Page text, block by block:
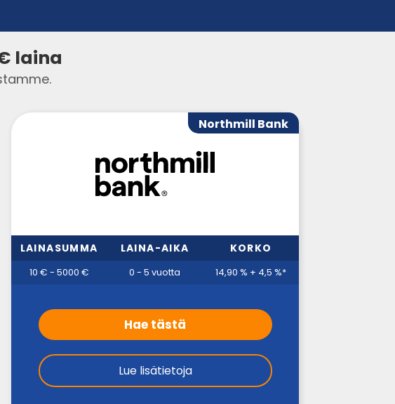
laina
Northmill Bank
LAINASUMMA LAINA-AIKA KORKO
10 € - 5000 € 0 - 5 vuotta 14,90 % + 4,5 %*
Hae tästä
Lue lisätietoja